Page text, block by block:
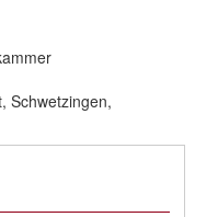
Schwetzingen,